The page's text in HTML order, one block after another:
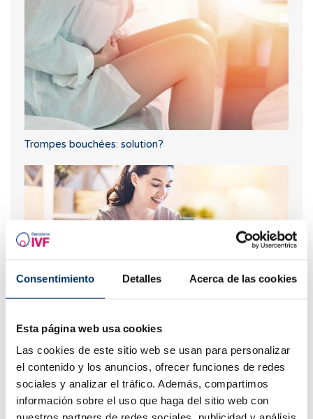
Consentimiento Detalles Acerca de las cookies
Esta página web usa cookies
Las cookies de este sitio web se usan para personalizar
el contenido y los anuncios, ofrecer funciones de redes
sociales y analizar el tráfico. Además, compartimos
información sobre el uso que haga del sitio web con
Trompes bouchées: solution?
Puis-je tomber enceinte si j'ai ou si j'ai eu des kystes
ovariens ?